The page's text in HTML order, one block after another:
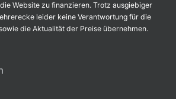
Website zu finanzieren. Trotz ausgiebiger
leider keine Verantwortung für die
die Aktualität der Preise übernehmen.